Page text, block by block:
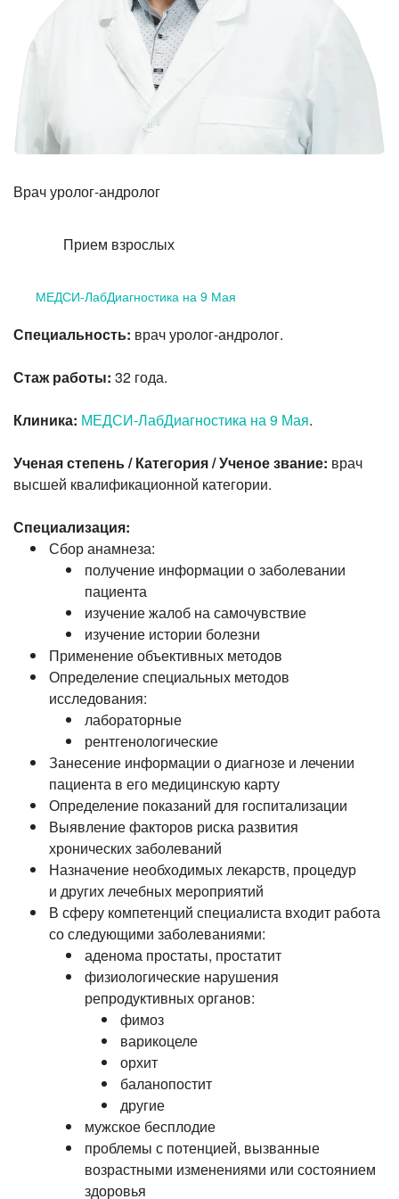
Лазерная коррекция зрения
Врач уролог-андролог
Прием взрослых
МЕДСИ-ЛабДиагностика на 9 Мая
Специальность: врач уролог-андролог.
Стаж работы: 32 года.
Клиника: МЕДСИ-ЛабДиагностика на 9 Мая.
Ученая степень / Категория / Ученое звание: врач
высшей квалификационной категории.
Специализация:
Сбор анамнеза:
получение информации о заболевании
пациента
изучение жалоб на самочувствие
изучение истории болезни
Применение объективных методов
Определение специальных методов
исследования:
лабораторные
рентгенологические
Занесение информации о диагнозе и лечении
пациента в его медицинскую карту
Определение показаний для госпитализации
Выявление факторов риска развития
хронических заболеваний
Назначение необходимых лекарств, процедур
и других лечебных мероприятий
В сферу компетенций специалиста входит работа
со следующими заболеваниями:
аденома простаты, простатит
физиологические нарушения
репродуктивных органов:
фимоз
варикоцеле
орхит
баланопостит
другие
мужское бесплодие
проблемы с потенцией, вызванные
возрастными изменениями или состоянием
здоровья